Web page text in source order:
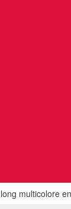
multicolore